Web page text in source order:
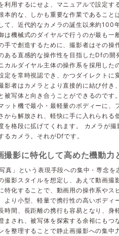
利用するにせよ、マニュアルで設定す
本的な、しかも重要な作業であること
て、近代的なカメラの誕生以来約100
は機械式のダイヤルで行うのが最も一
手で創造するために、撮影者はその操
ある直感的な操作性を目指したDfの開
カルダイヤル主体の操作系を採用した
定を常時視認でき、かつダイレクトに
影者はカメラとより直接的に結び付き
被写体と向き合うことができるのです
ット機で最小・最軽量のボディーに
から解放され、軽快に手に入れられ
を格段に拡げてくれます。 カメラが
るカメラ。それがDfです。
撮影に特化して高めた機動力
真」という表現手段への集中・専念を
撮影スタイルを想定し、あえて動画撮
特化することで、動画用の操作系やス
より小型、軽量で携行性の高いボディ
時間、長距離の携行も容易となり、身
まされ、被写体を探索する余裕にもつ
を整理することで静止画撮影への集中